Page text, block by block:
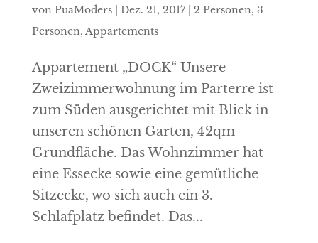
von PuaModers| Dez. 21, 2017| 2 Personen, 3
Personen, Appartements
Appartement „DOCK“ Unsere
Zweizimmerwohnung im Parterre ist
zum Süden ausgerichtet mit Blick in
unseren schönen Garten, 42qm
Grundfläche. Das Wohnzimmer hat
eine Essecke sowie eine gemütliche
Sitzecke, wo sich auch ein 3.
Schlafplatz befindet. Das...